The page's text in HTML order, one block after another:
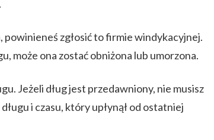
powinieneś zgłosić to firmie windykacyjnej.
może ona zostać obniżona lub umorzona.
Jeżeli dług jest przedawniony, nie musisz
i czasu, który upłynął od ostatniej